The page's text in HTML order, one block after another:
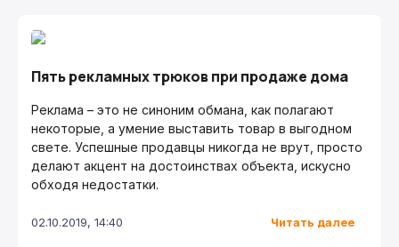
Пять рекламных трюков при продаже дома
Реклама – это не синоним обмана, как полагают
некоторые, а умение выставить товар в выгодном
свете. Успешные продавцы никогда не врут, просто
делают акцент на достоинствах объекта, искусно
обходя недостатки.
02.10.2019, 14:40 Читать далее